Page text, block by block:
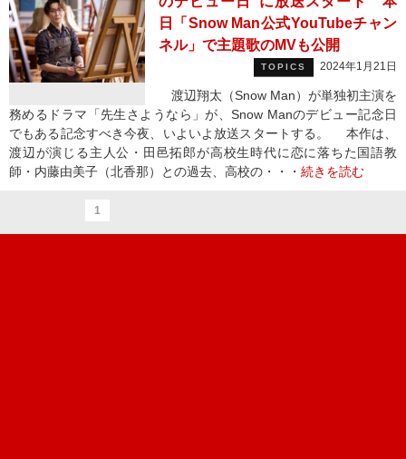
日「Snow Man公式YouTubeチャン
ネル」で主題歌のMVも公開
TOPICS 2024年1月21日
渡辺翔太（Snow Man）が単独初主演を
務めるドラマ「先生さようなら」が、Snow Manのデビュー記念日
でもある記念すべき今夜、いよいよ放送スタートする。 本作は、
渡辺が演じる主人公・田邑拓郎が高校生時代に恋に落ちた国語教
師・内藤由美子（北香那）との過去、高校の・・・ 続きを読む
1